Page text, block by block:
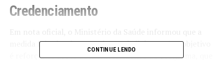
Credenciamento
medida foi reimplementada em abril de 2025. O objetivo
é reforçar as ações de monitoramento do programa, que
CONTINUE LENDO